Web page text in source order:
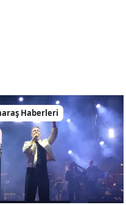
Haberleri